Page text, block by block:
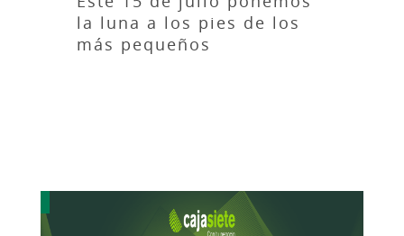
la luna a los pies de los
más pequeños